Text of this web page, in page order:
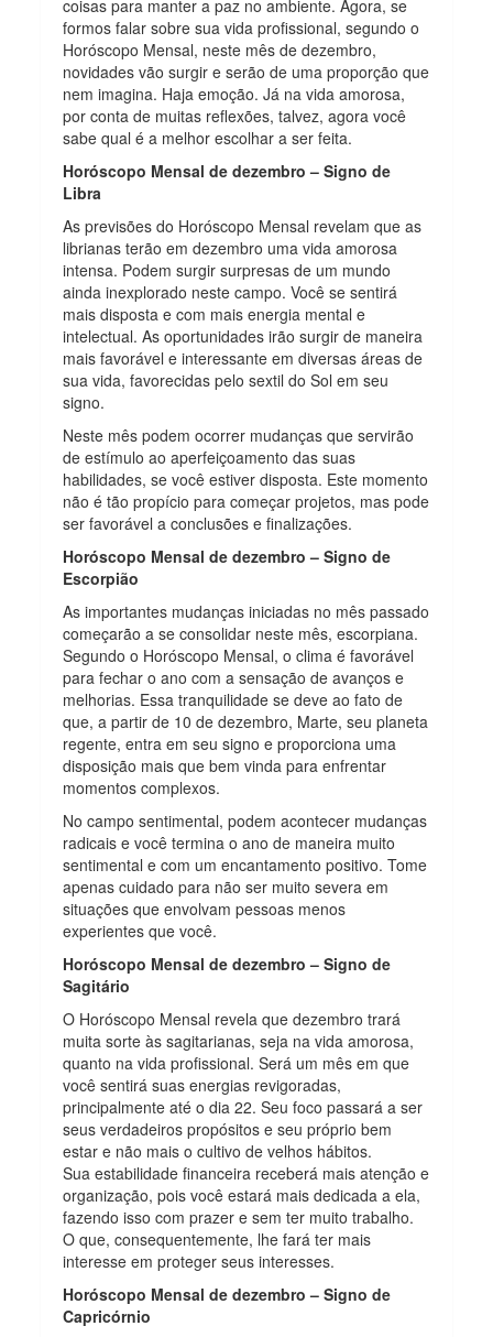
coisas para manter a paz no ambiente. Agora, se
formos falar sobre sua vida profissional, segundo o
Horóscopo Mensal, neste mês de dezembro,
novidades vão surgir e serão de uma proporção que
nem imagina. Haja emoção. Já na vida amorosa,
por conta de muitas reflexões, talvez, agora você
sabe qual é a melhor escolhar a ser feita.
Horóscopo Mensal de dezembro – Signo de
Libra
As previsões do Horóscopo Mensal revelam que as
librianas terão em dezembro uma vida amorosa
intensa. Podem surgir surpresas de um mundo
ainda inexplorado neste campo. Você se sentirá
mais disposta e com mais energia mental e
intelectual. As oportunidades irão surgir de maneira
mais favorável e interessante em diversas áreas de
sua vida, favorecidas pelo sextil do Sol em seu
signo.
Neste mês podem ocorrer mudanças que servirão
de estímulo ao aperfeiçoamento das suas
habilidades, se você estiver disposta. Este momento
não é tão propício para começar projetos, mas pode
ser favorável a conclusões e finalizações.
Horóscopo Mensal de dezembro – Signo de
Escorpião
As importantes mudanças iniciadas no mês passado
começarão a se consolidar neste mês, escorpiana.
Segundo o Horóscopo Mensal, o clima é favorável
para fechar o ano com a sensação de avanços e
melhorias. Essa tranquilidade se deve ao fato de
que, a partir de 10 de dezembro, Marte, seu planeta
regente, entra em seu signo e proporciona uma
disposição mais que bem vinda para enfrentar
momentos complexos.
No campo sentimental, podem acontecer mudanças
radicais e você termina o ano de maneira muito
sentimental e com um encantamento positivo. Tome
apenas cuidado para não ser muito severa em
situações que envolvam pessoas menos
experientes que você.
Horóscopo Mensal de dezembro – Signo de
Sagitário
O Horóscopo Mensal revela que dezembro trará
muita sorte às sagitarianas, seja na vida amorosa,
quanto na vida profissional. Será um mês em que
você sentirá suas energias revigoradas,
principalmente até o dia 22. Seu foco passará a ser
seus verdadeiros propósitos e seu próprio bem
estar e não mais o cultivo de velhos hábitos.
Sua estabilidade financeira receberá mais atenção e
organização, pois você estará mais dedicada a ela,
fazendo isso com prazer e sem ter muito trabalho.
O que, consequentemente, lhe fará ter mais
interesse em proteger seus interesses.
Horóscopo Mensal de dezembro – Signo de
Capricórnio